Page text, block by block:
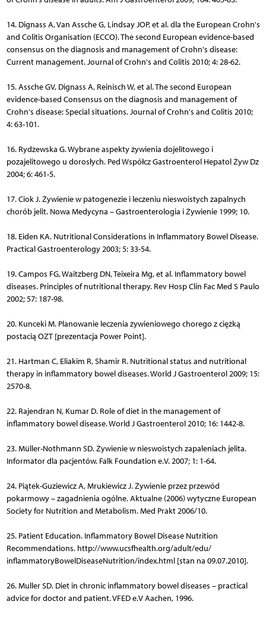
14. Dignass A, Van Assche G, Lindsay JOP, et al. dla the European Crohn's
and Colitis Organisation (ECCO). The second European evidence-based
consensus on the diagnosis and management of Crohn's disease:
Current management. Journal of Crohn's and Colitis 2010; 4: 28-62.
15. Assche GV, Dignass A, Reinisch W, et al. The second European
evidence-based Consensus on the diagnosis and management of
Crohn's disease: Special situations. Journal of Crohn's and Colitis 2010;
4: 63-101.
16. Rydzewska G. Wybrane aspekty żywienia dojelitowego i
pozajelitowego u dorosłych. Ped Współcz Gastroenterol Hepatol Żyw Dz
2004; 6: 461-5.
17. Ciok J. Żywienie w patogenezie i leczeniu nieswoistych zapalnych
chorób jelit. Nowa Medycyna – Gastroenterologia i Żywienie 1999; 10.
18. Eiden KA. Nutritional Considerations in Inflammatory Bowel Disease.
Practical Gastroenterology 2003; 5: 33-54.
19. Campos FG, Waitzberg DN, Teixeira Mg, et al. Inflammatory bowel
diseases. Principles of nutritional therapy. Rev Hosp Clín Fac Med S Paulo
2002; 57: 187-98.
20. Kunceki M. Planowanie leczenia żywieniowego chorego z ciężką
postacią OZT [prezentacja Power Point].
21. Hartman C, Eliakim R, Shamir R. Nutritional status and nutritional
therapy in inflammatory bowel diseases. World J Gastroenterol 2009; 15:
2570-8.
22. Rajendran N, Kumar D. Role of diet in the management of
inflammatory bowel disease. World J Gastroenterol 2010; 16: 1442-8.
23. Müller-Nothmann SD. Żywienie w nieswoistych zapaleniach jelita.
Informator dla pacjentów. Falk Foundation e.V. 2007; 1: 1-64.
24. Piątek-Guziewicz A, Mrukiewicz J. Żywienie przez przewód
pokarmowy – zagadnienia ogólne. Aktualne (2006) wytyczne European
Society for Nutrition and Metabolism. Med Prakt 2006/10.
25. Patient Education. Inflammatory Bowel Disease Nutrition
Recommendations. http://www.ucsfhealth.org/adult/edu/
inflammatoryBowelDiseaseNutrition/index.html [stan na 09.07.2010].
26. Muller SD. Diet in chronic inflammatory bowel diseases – practical
advice for doctor and patient. VFED e.V Aachen, 1996.